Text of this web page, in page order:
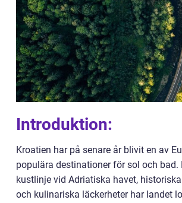
Introduktion:
Kroatien har på senare år blivit en av
populära destinationer för sol och bad.
kustlinje vid Adriatiska havet,
och kulinariska läckerheter har landet